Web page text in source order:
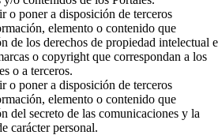
o poner a disposición de terceros
elemento o contenido que
de los derechos de propiedad intelectual e
o copyright que correspondan a los
o a terceros.
o poner a disposición de terceros
elemento o contenido que
del secreto de las comunicaciones y la
carácter personal.